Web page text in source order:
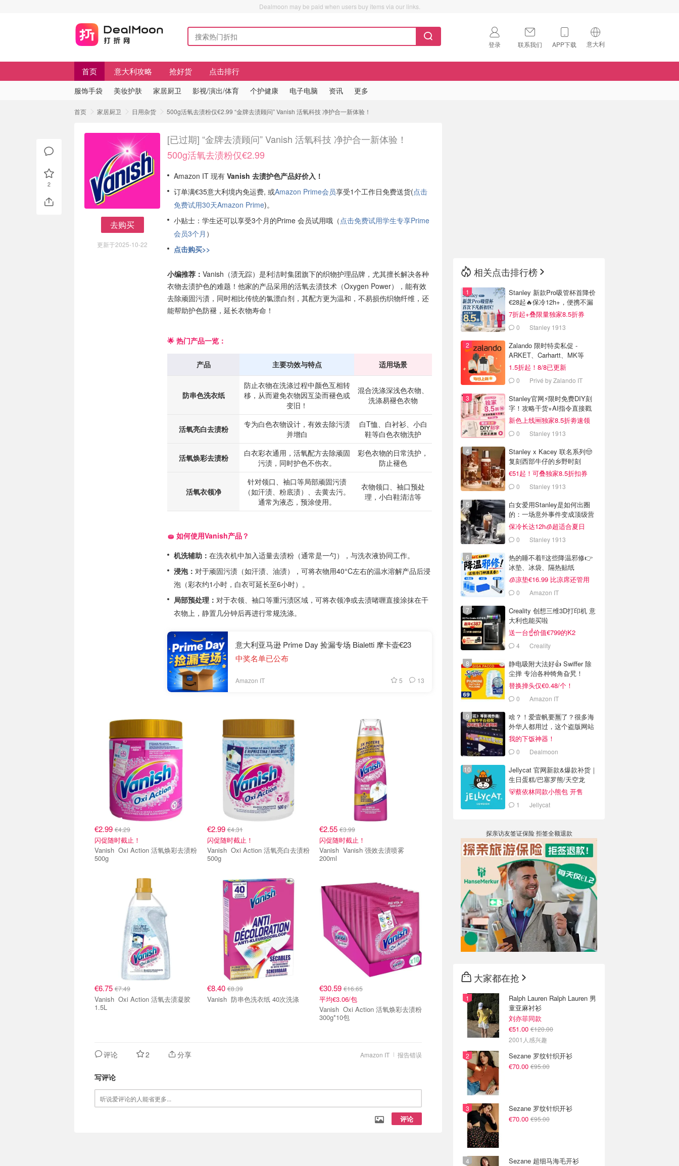
Dealmoon may be paid when users buy items via our links.
登录 联系我们 APP下载 意大利
🇺🇸
首页 意大利攻略 抢好货 点击排行
服饰手袋 美妆护肤 家居厨卫 影视/演出/体育 个护健康 电子电脑 资讯 更多
首页 家居厨卫 日用杂货 500g活氧去渍粉仅€2.99 “金牌去渍顾问” Vanish 活氧科技 净护合一新体验！
去购买
更新于2025-10-22
[已过期] “金牌去渍顾问” Vanish 活氧科技 净护合一新体验！
500g活氧去渍粉仅€2.99
Amazon IT 现有 Vanish 去渍护色产品好价入！
订单满€35意大利境内免运费, 或Amazon Prime会员享受1个工作日免费送货(点击
免费试用30天Amazon Prime)。
小贴士：学生还可以享受3个月的Prime 会员试用哦（ 点击免费试用学生专享Prime
会员3个月 ）
点击购买>>
小编推荐： Vanish（渍无踪）是利洁时集团旗下的织物护理品牌，尤其擅长解决各种
衣物去渍护色的难题！他家的产品采用的活氧去渍技术（Oxygen Power），能有效
去除顽固污渍，同时相比传统的氯漂白剂，其配方更为温和，不易损伤织物纤维，还
能帮助护色防褪，延长衣物寿命！
🌟 热门产品一览：
产品 主要功效与特点 适用场景
防串色洗衣纸
防止衣物在洗涤过程中颜色互相转
移，从而避免衣物因互染而褪色或
变旧！
混合洗涤深浅色衣物、
洗涤易褪色衣物
活氧亮白去渍粉
专为白色衣物设计，有效去除污渍
并增白
白T恤、白衬衫、小白
鞋等白色衣物洗护
活氧焕彩去渍粉
白衣彩衣通用，活氧配方去除顽固
污渍，同时护色不伤衣。
彩色衣物的日常洗护，
防止褪色
活氧衣领净
针对领口、袖口等局部顽固污渍
（如汗渍、粉底渍）、去黄去污。
通常为液态，预涂使用。
衣物领口、袖口预处
理，小白鞋清洁等
🧽 如何使用Vanish产品？
机洗辅助： 在洗衣机中加入适量去渍粉（通常是一勺），与洗衣液协同工作。
浸泡： 对于顽固污渍（如汗渍、油渍），可将衣物用40°C左右的温水溶解产品后浸
泡（彩衣约1小时，白衣可延长至6小时）。
局部预处理： 对于衣领、袖口等重污渍区域，可将衣领净或去渍啫喱直接涂抹在干
衣物上，静置几分钟后再进行常规洗涤。
意大利亚马逊 Prime Day 捡漏专场 Bialetti 摩卡壶€23
中奖名单已公布
Amazon IT 5 13
€2.99 €4.29
闪促随时截止！
Vanish Oxi Action 活氧焕彩去渍粉
500g
€2.99€4.31
闪促随时截止！
Vanish Oxi Action 活氧亮白去渍粉
500g
€2.55 €3.99
闪促随时截止！
Vanish Vanish 强效去渍喷雾
200ml
€6.75 €7.49
Vanish Oxi Action 活氧去渍凝胶
1.5L
€8.40€8.39
Vanish 防串色洗衣纸 40次洗涤
€30.59 €16.65
平均€3.06/包
Vanish Oxi Action 活氧焕彩去渍粉
300g*10包
报告错误
Amazon IT
评论 2 分享
写评论
评论
2
相关点击排行榜
Stanley 新款Pro吸管杯首降价
€28起🔥保冷12h+，便携不漏
水
7折起+叠限量独家8.5折券
0 Stanley 1913
Zalando 限时特卖私促 -
ARKET、Carhartt、MK等
1.5折起！8/8已更新
0 Privé by Zalando IT
Stanley官网⚡️限时免费DIY刻
字！攻略干货+AI指令直接戳
新色上线🆓独家8.5折劵速领
0 Stanley 1913
Stanley x Kacey 联名系列🤠
复刻西部牛仔的乡野时刻
€51起！可叠独家8.5折扣券
0 Stanley 1913
白女爱用Stanley是如何出圈
的：一场意外事件变成顶级营
销案例
保冷长达12h🧊超适合夏日
0 Stanley 1913
热的睡不着‼️这些降温邪修👉
冰垫、冰袋、隔热贴纸
🧊凉垫€16.99 比凉席还管用
0 Amazon IT
Creality 创想三维3D打印机 意
大利也能买啦
送一台☝️价值€799的K2
Combo！
4 Creality
静电吸附大法好👍 Swiffer 除
尘掸 专治各种犄角旮旯！
替换掸头仅€0.48/个！
0 Amazon IT
啥？！爱壹帆要🈚️了？很多海
外华人都用过，这个盗版网站
老板被判4年半
我的下饭神器！
0 Dealmoon
Jellycat 官网新款&爆款补货｜
生日蛋糕/巴塞罗熊/天空龙
🐻蔡依林同款小熊包 开售
1 Jellycat
探亲访友签证保险 拒签全额退款
大家都在抢
Ralph Lauren Ralph Lauren 男
童亚麻衬衫
刘亦菲同款
€51.00 €120.00
2001人感兴趣
Sezane 罗纹针织开衫
€70.00 €95.00
Sezane 罗纹针织开衫
€70.00 €95.00
Sezane 超细马海毛开衫